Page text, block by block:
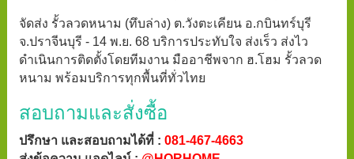
จัดส่ง รั้วลวดหนาม (ทึบล่าง) ต.วังตะเคียน อ.กบินทร์บุรี
จ.ปราจีนบุรี - 14 พ.ย. 68 บริการประทับใจ ส่งเร็ว ส่งไว
ดำเนินการติดตั้งโดยทีมงาน มืออาชีพจาก ฮ.โฮม รั้วลวด
หนาม พร้อมบริการทุกพื้นที่ทั่วไทย
สอบถามและสั่งซื้อ
ปรึกษา และสอบถามได้ที่ : 081-467-4663